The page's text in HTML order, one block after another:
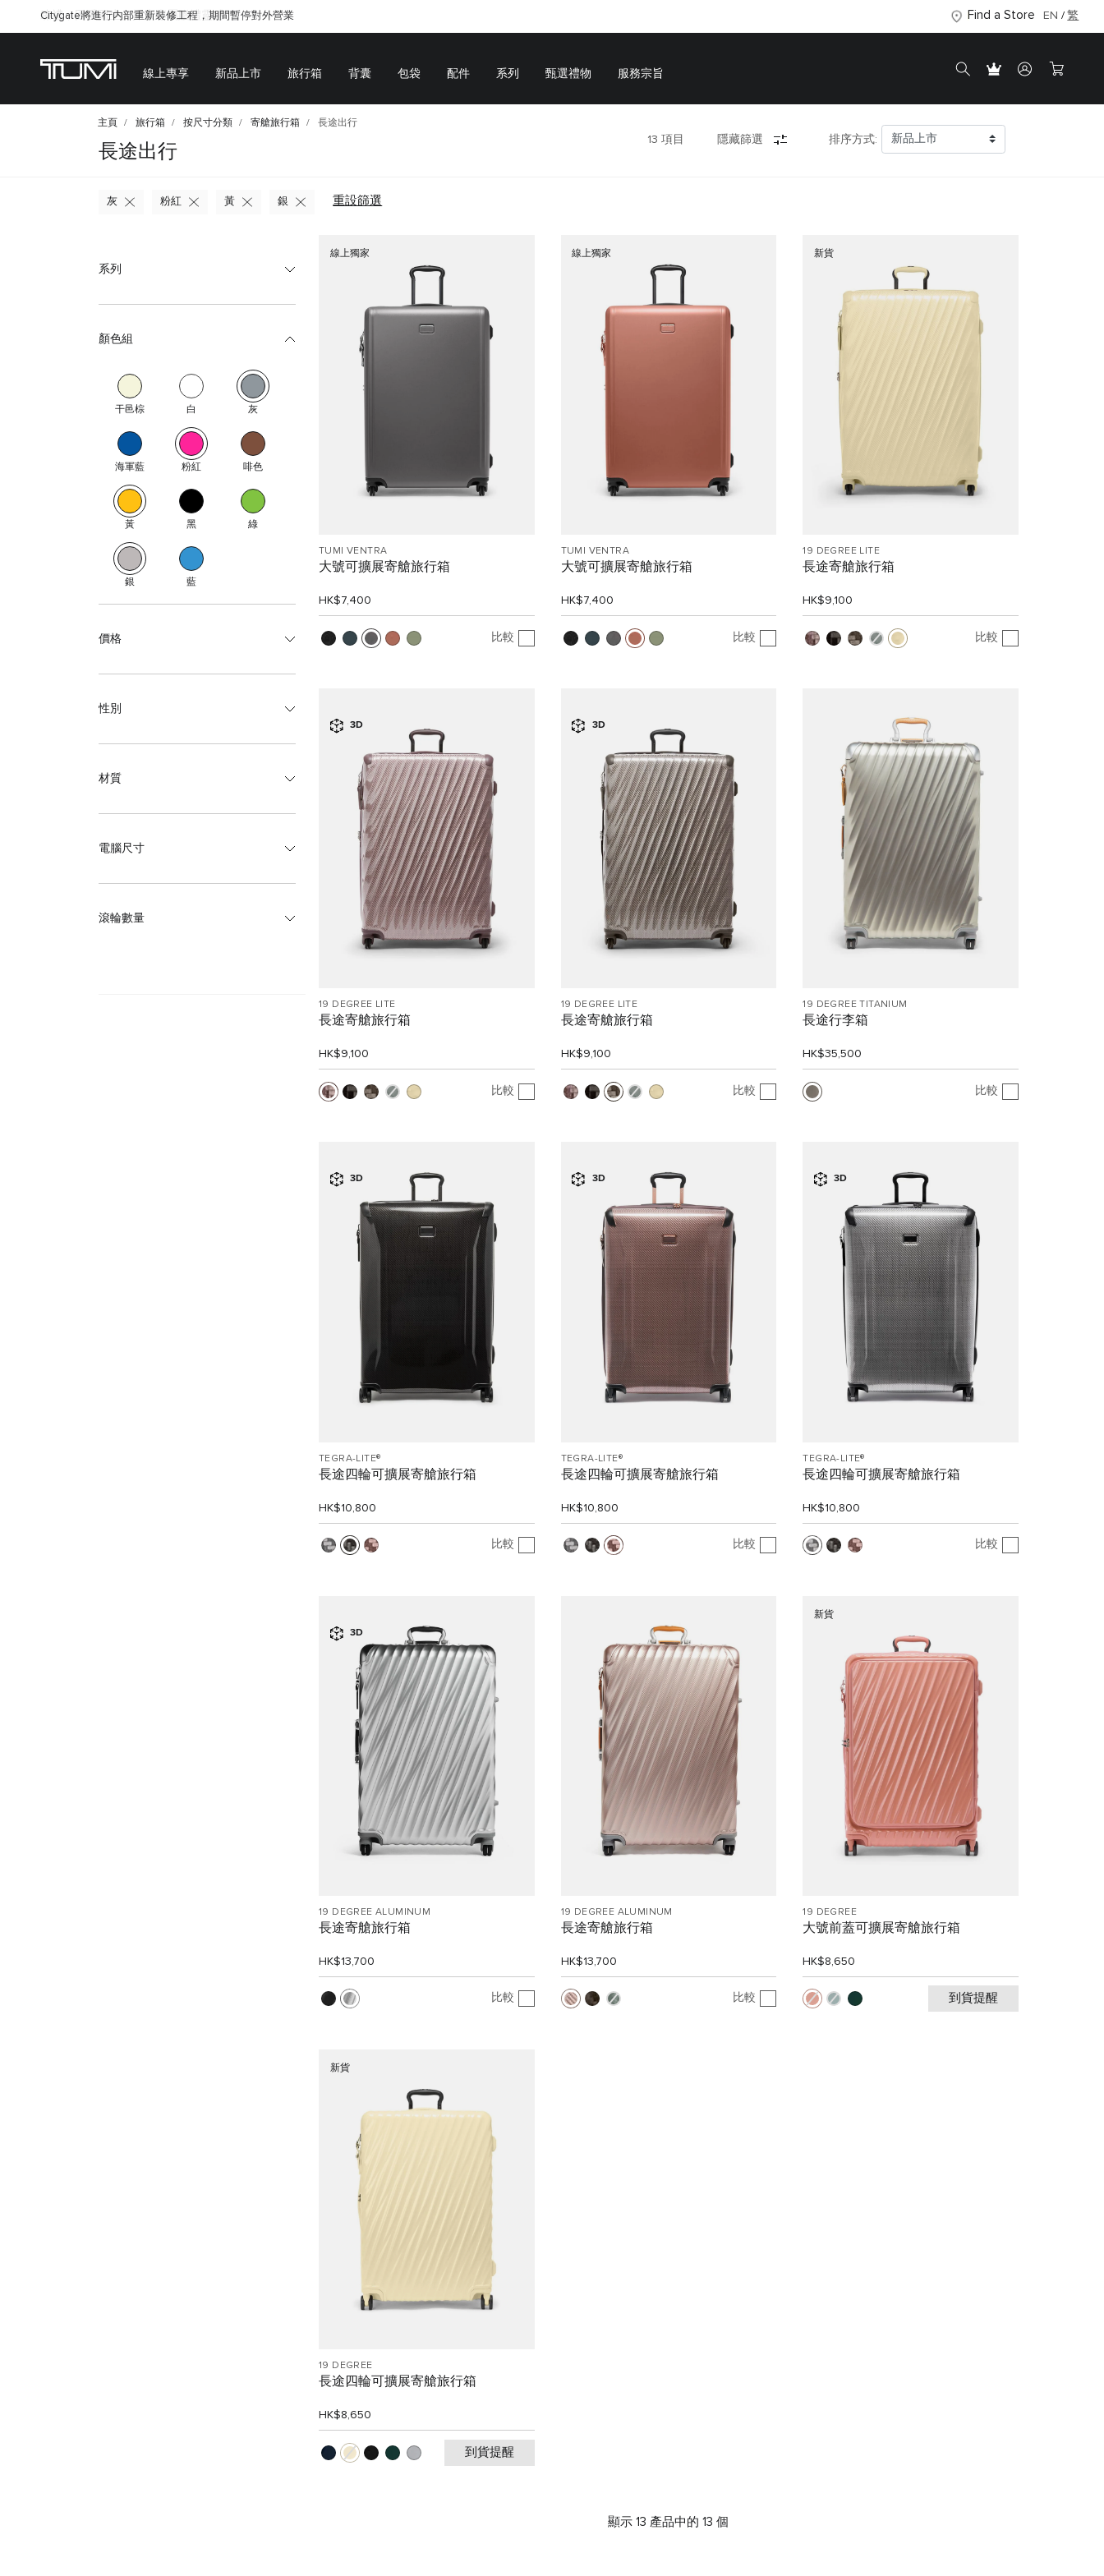
Citygate將進行内部重新裝修工程，期間暫停對外營業 Find a Store EN 繁
線上專享 新品上市 旅行箱 背囊 包袋 配件 系列 甄選禮物 服務宗旨
主頁 旅行箱 按尺寸分類 寄艙旅行箱 長途出行
長途出行
13 項目 隱藏篩選 排序方式:
重設篩選
灰 粉紅 黃 銀
系列
顏色組
干邑棕 白 灰
海軍藍 粉紅 啡色
黃 黑 綠
銀 藍
價格
性別
材質
電腦尺寸
滾輪數量
線上獨家
TUMI VENTRA
大號可擴展寄艙旅行箱
HK$7,400
比較
線上獨家
TUMI VENTRA
大號可擴展寄艙旅行箱
HK$7,400
比較
新貨
19 DEGREE LITE
長途寄艙旅行箱
HK$9,100
比較
3D
19 DEGREE LITE
長途寄艙旅行箱
HK$9,100
比較
3D
19 DEGREE LITE
長途寄艙旅行箱
HK$9,100
比較
19 DEGREE TITANIUM
長途行李箱
HK$35,500
比較
3D
TEGRA-LITE®
長途四輪可擴展寄艙旅行箱
HK$10,800
比較
3D
TEGRA-LITE®
長途四輪可擴展寄艙旅行箱
HK$10,800
比較
3D
TEGRA-LITE®
長途四輪可擴展寄艙旅行箱
HK$10,800
比較
3D
19 DEGREE ALUMINUM
長途寄艙旅行箱
HK$13,700
比較
19 DEGREE ALUMINUM
長途寄艙旅行箱
HK$13,700
比較
新貨
19 DEGREE
大號前蓋可擴展寄艙旅行箱
HK$8,650
到貨提醒
新貨
19 DEGREE
長途四輪可擴展寄艙旅行箱
HK$8,650
到貨提醒
顯示 13 產品中的 13 個